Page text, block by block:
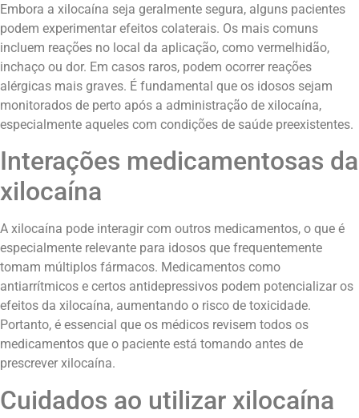
Embora a xilocaína seja geralmente segura, alguns pacientes
podem experimentar efeitos colaterais. Os mais comuns
incluem reações no local da aplicação, como vermelhidão,
inchaço ou dor. Em casos raros, podem ocorrer reações
alérgicas mais graves. É fundamental que os idosos sejam
monitorados de perto após a administração de xilocaína,
especialmente aqueles com condições de saúde preexistentes.
Interações medicamentosas da
xilocaína
A xilocaína pode interagir com outros medicamentos, o que é
especialmente relevante para idosos que frequentemente
tomam múltiplos fármacos. Medicamentos como
antiarrítmicos e certos antidepressivos podem potencializar os
efeitos da xilocaína, aumentando o risco de toxicidade.
Portanto, é essencial que os médicos revisem todos os
medicamentos que o paciente está tomando antes de
prescrever xilocaína.
Cuidados ao utilizar xilocaína